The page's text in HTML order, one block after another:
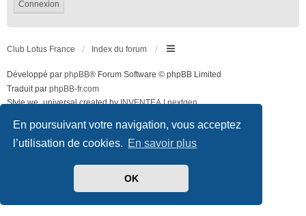
En poursuivant votre navigation, vous acceptez
l’utilisation de cookies. En savoir plus
OK
Club Lotus France Index du forum
Développé par phpBB® Forum Software © phpBB Limited
Traduit par phpBB-fr.com
Style we_universal created byINVENTEA|nextgen